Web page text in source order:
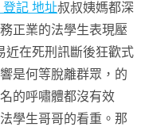
登記 地址叔叔姨媽都深
正業的法學生表現壓
近在死刑訊斷後狂歡式
是何等脫離群眾，的
的呼嘯體都沒有效
學生哥哥的看重。那